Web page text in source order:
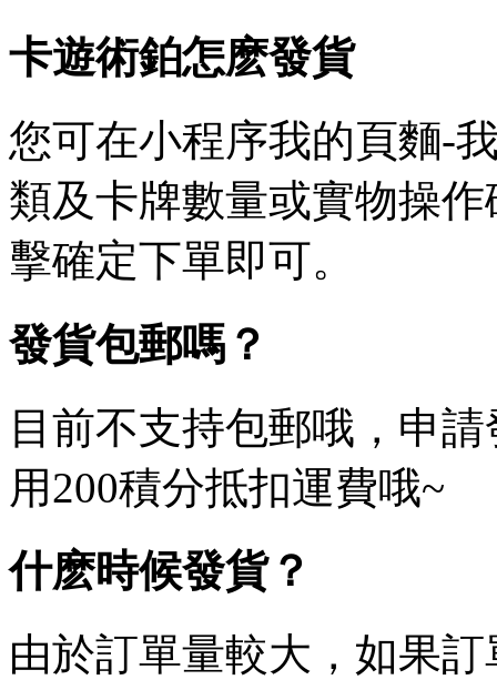
卡遊術鉑怎麽發貨
您可在小程序我的頁麵-
類及卡牌數量或實物操
擊確定下單即可。
發貨包郵嗎？
目前不支持包郵哦，申
用200積分抵扣運費哦~
什麽時候發貨？
由於訂單量較大，如果